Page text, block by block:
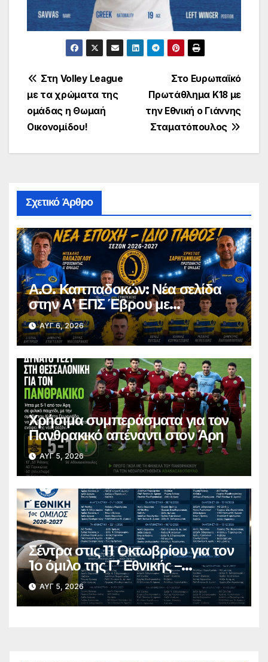
Πλοήγηση
άρθρων
Στο Ευρωπαϊκό
Πρωτάθλημα Κ18 με
την Εθνική ο Γιάννης
Σταματόπουλος
Στη Volley League
με τα χρώματα της
ομάδας η Θωμαή
Οικονομίδου!
Σχετικό Άρθρο
Α.Ο. Καππαδοκών: Νέα σελίδα
στην Α’ ΕΠΣ Έβρου με
φιλοδοξίες, σταθερότητα και
επένδυση στη νέα γενιά
ΑΥΓ 6, 2026
Χρήσιμα συμπεράσματα για τον
Πανθρακικό απέναντι στον Άρη
ΑΥΓ 5, 2026
Σέντρα στις 11 Οκτωβρίου για τον
1ο όμιλο της Γ’ Εθνικής –
Ανακοινώθηκε το πλήρες
πρόγραμμα
ΑΥΓ 5, 2026